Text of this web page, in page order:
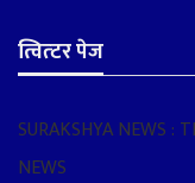
त्वित्टर पेज
SURAKSHYA NEWS :
NEWS